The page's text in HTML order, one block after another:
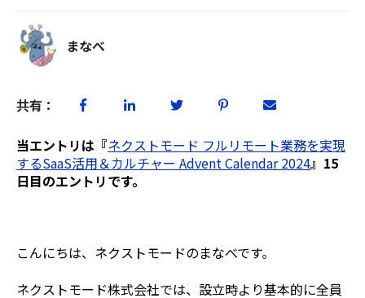
まなべ
共有：
当エントリは『ネクストモード フルリモート業務を実現
するSaaS活用＆カルチャー Advent Calendar 2024』15
日目のエントリです。
こんにちは、ネクストモードのまなべです。
ネクストモード株式会社では、設立時より基本的に全員